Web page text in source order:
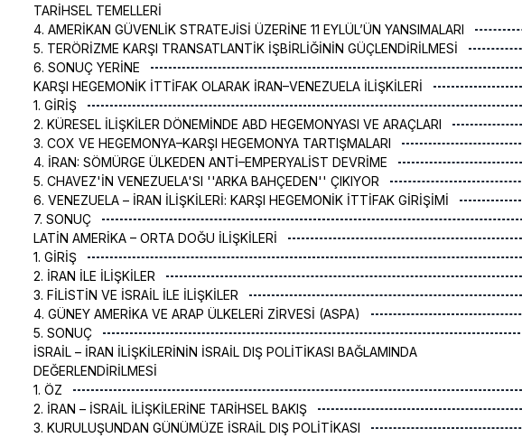
TARİHSEL TEMELLERİ
4. AMERİKAN GÜVENLİK STRATEJİSİ ÜZERİNE 11 EYLÜL’ÜN YANSIMALARI
5. TERÖRİZME KARŞI TRANSATLANTİK İŞBİRLİĞİNİN GÜÇLENDİRİLMESİ
6. SONUÇ YERİNE
KARŞI HEGEMONİK İTTİFAK OLARAK İRAN–VENEZUELA İLİŞKİLERİ
1. GİRİŞ
2. KÜRESEL İLİŞKİLER DÖNEMİNDE ABD HEGEMONYASI VE ARAÇLARI
3. COX VE HEGEMONYA–KARŞI HEGEMONYA TARTIŞMALARI
4. İRAN: SÖMÜRGE ÜLKEDEN ANTİ–EMPERYALİST DEVRİME
5. CHAVEZ'İN VENEZUELA'SI ''ARKA BAHÇEDEN'' ÇIKIYOR
6. VENEZUELA – İRAN İLİŞKİLERİ: KARŞI HEGEMONİK İTTİFAK GİRİŞİMİ
7. SONUÇ
LATİN AMERİKA – ORTA DOĞU İLİŞKİLERİ
1. GİRİŞ
2. İRAN İLE İLİŞKİLER
3. FİLİSTİN VE İSRAİL İLE İLİŞKİLER
4. GÜNEY AMERİKA VE ARAP ÜLKELERİ ZİRVESİ (ASPA)
5. SONUÇ
İSRAİL – İRAN İLİŞKİLERİNİN İSRAİL DIŞ POLİTİKASI BAĞLAMINDA
DEĞERLENDİRİLMESİ
1. ÖZ
2. İRAN – İSRAİL İLİŞKİLERİNE TARİHSEL BAKIŞ
3. KURULUŞUNDAN GÜNÜMÜZE İSRAİL DIŞ POLİTİKASI